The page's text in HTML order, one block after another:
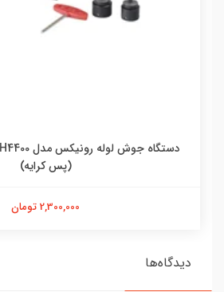
(پس کرایه)
2,300,000 تومان
دیدگاه‌ها